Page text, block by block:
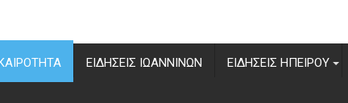
ΕΙΔΉΣΕΙΣ ΙΩΑΝΝΊΝΩΝ ΕΙΔΉΣΕΙΣ ΗΠΕΊΡΟΥ